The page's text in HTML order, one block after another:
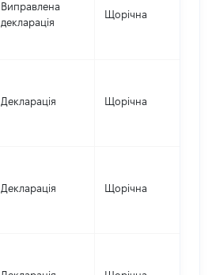
Виправлена
декларація
Щорічна
Декларація Щорічна
Декларація Щорічна